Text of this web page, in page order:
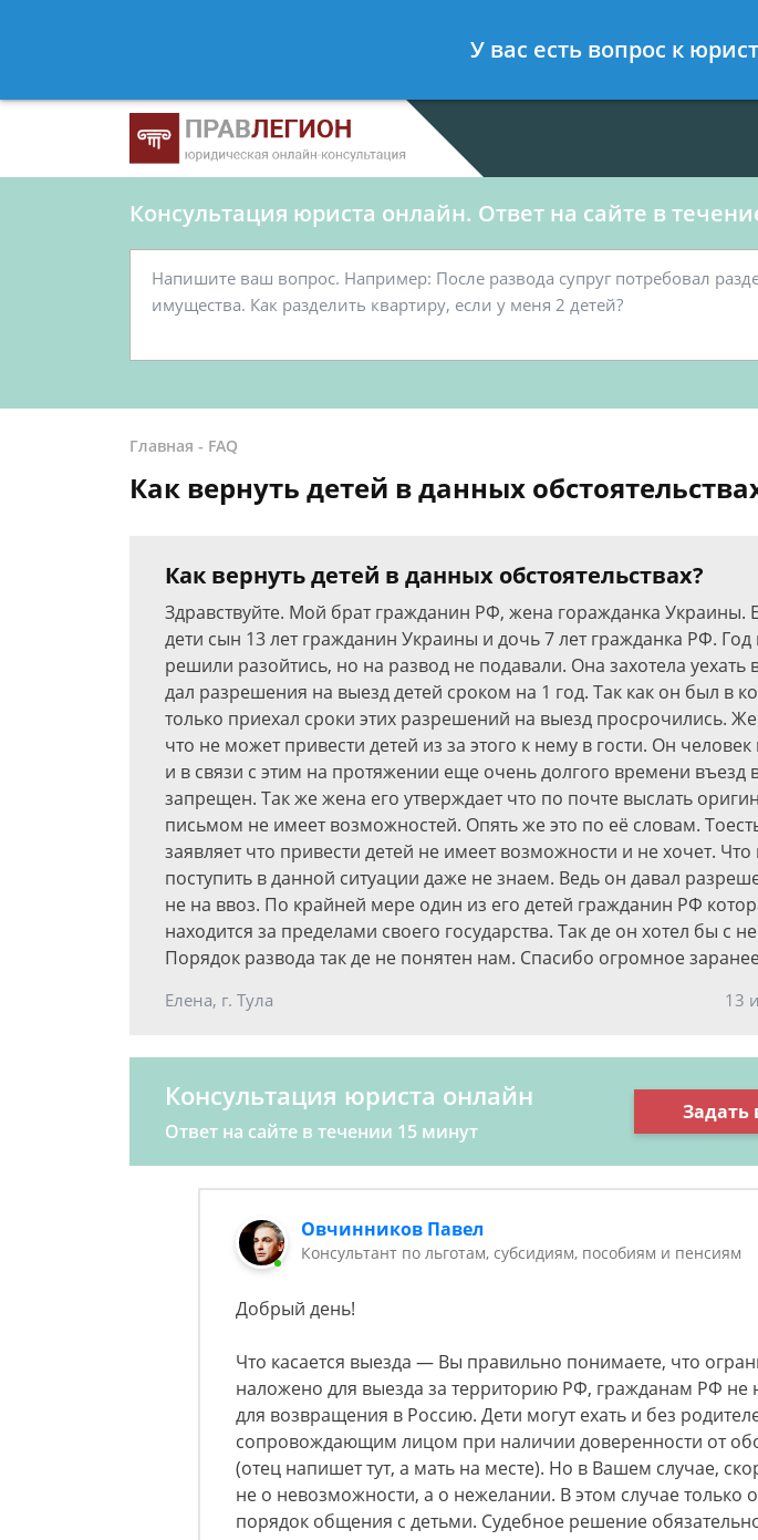
- Юрист по гражданскому праву, социальные
Консультация юриста онлайн. Ответ на сайте в
Главная - FAQ
Как вернуть детей в данных
Как вернуть детей в данных обстоятельствах?
Здравствуйте. Мой брат гражданин РФ, жена горажданка Украины.
дети сын 13 лет гражданин Украины и дочь 7 лет гражданка РФ. Год
решили разойтись, но на развод не подавали. Она захотела уехать
дал разрешения на выезд детей сроком на 1 год. Так как он был в
только приехал сроки этих разрешений на выезд просрочились.
что не может привести детей из за этого к нему в гости. Он
и в связи с этим на протяжении еще очень долгого времени въезд
запрещен. Так же жена его утверждает что по почте выслать
письмом не имеет возможностей. Опять же это по её словам.
заявляет что привести детей не имеет возможности и не хочет. Что
поступить в данной ситуации даже не знаем. Ведь он давал
не на ввоз. По крайней мере один из его детей гражданин РФ
находится за пределами своего государства. Так де он хотел бы с
Порядок развода так де не понятен нам. Спасибо огромное заранее
Елена, г. Тула 13
Консультация юриста онлайн
Ответ на сайте в течении 15 минут
Задать
Овчинников Павел
Консультант по льготам, субсидиям, пособиям и пенсиям
Добрый день!
Что касается выезда — Вы правильно понимаете, что
наложено для выезда за территорию РФ, гражданам РФ не
для возвращения в Россию. Дети могут ехать и без
сопровождающим лицом при наличии доверенности от
(отец напишет тут, а мать на месте). Но в Вашем случае,
не о невозможности, а о нежелании. В этом случае только
порядок общения с детьми. Судебное решение
У вас есть вопрос к